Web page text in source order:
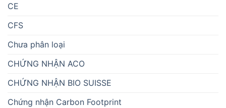
CE
CFS
Chưa phân loại
CHỨNG NHẬN ACO
CHỨNG NHẬN BIO SUISSE
Chứng nhận Carbon Footprint